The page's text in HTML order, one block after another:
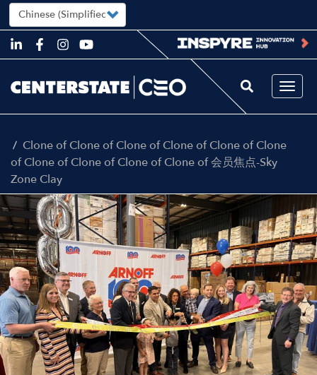
Skip
to
content
Select
your
language
Clone of Clone of Clone of Clone of Clone of Clone
of Clone of Clone of Clone of Clone of 会员焦点-Sky
Zone Clay
Image